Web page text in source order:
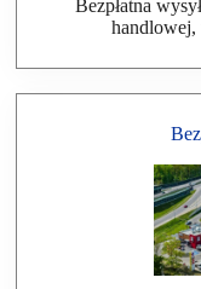
Bezpłatna
handlowej,